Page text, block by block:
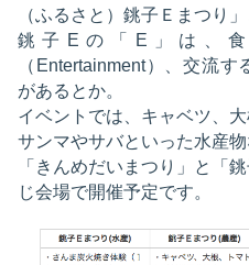
（ふるさと）銚子Ｅまつり
銚子Eの「E」は、
（Entertainment）、交流
があるとか。
イベントでは、キャベツ、
サンマやサバといった水産
「きんめだいまつり」と「
じ会場で開催予定です。